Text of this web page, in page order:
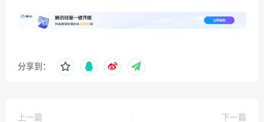
分享到：
上一篇
下一篇